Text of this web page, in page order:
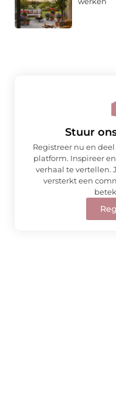
Stuur
Registreer nu en
platform. Inspireer
verhaal te vertellen.
versterkt een